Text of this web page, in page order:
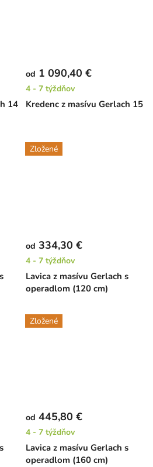
14 Kredenc z masívu Gerlach 15
od 1 090,40 €
4 - 7 týždňov
Zložené
Lavica z masívu Gerlach s
operadlom (120 cm)
od 334,30 €
4 - 7 týždňov
Zložené
Lavica z masívu Gerlach s
operadlom (160 cm)
od 445,80 €
4 - 7 týždňov